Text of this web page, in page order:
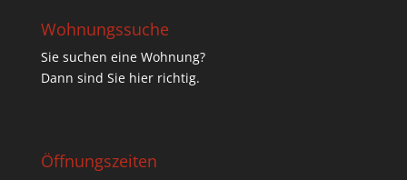
Wohnungssuche
Sie suchen eine Wohnung?
Dann sind Sie hier richtig.
Öffnungszeiten